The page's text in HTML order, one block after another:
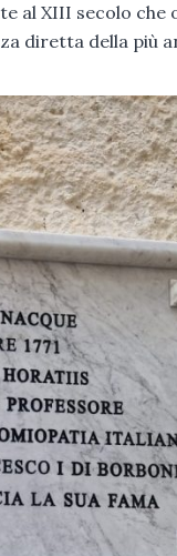
al XIII secolo
diretta della più